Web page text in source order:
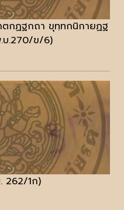
กฏฐกถา ขุทฺทกนิกายฏฐ
บ.270/ข/6)
262/1ก)